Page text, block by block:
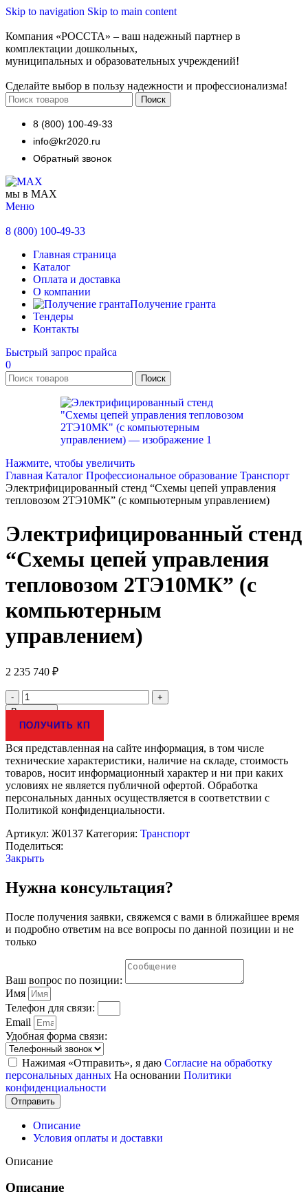
Skip to navigation Skip to main content
Компания «РОССТА» – ваш надежный партнер в
комплектации дошкольных,
муниципальных и образовательных учреждений!
Сделайте выбор в пользу надежности и профессионализма!
Поиск
8 (800) 100-49-33
info@kr2020.ru
Обратный звонок
мы в MAX
Меню
8 (800) 100-49-33
Главная страница
Каталог
Оплата и доставка
О компании
Получение гранта
Тендеры
Контакты
Быстрый запрос прайса
0
Поиск
Нажмите, чтобы увеличить
Главная Каталог Профессиональное образование Транспорт
Электрифицированный стенд “Схемы цепей управления
тепловозом 2ТЭ10МК” (с компьютерным управлением)
Электрифицированный стенд
“Схемы цепей управления
тепловозом 2ТЭ10МК” (с
компьютерным
управлением)
2 235 740 ₽
Количество
товара
Электрифицированный
стенд
"Схемы
цепей
управления
тепловозом
2ТЭ10МК"
(с
компьютерным
управлением)
В корзину
ПОЛУЧИТЬ КП
Вся представленная на сайте информация, в том числе
технические характеристики, наличие на складе, стоимость
товаров, носит информационный характер и ни при каких
условиях не является публичной офертой. Обработка
персональных данных осуществляется в соответствии с
Политикой конфиденциальности.
Артикул: Ж0137 Категория: Транспорт
Поделиться:
Закрыть
Нужна консультация?
После получения заявки, свяжемся с вами в ближайшее время
и подробно ответим на все вопросы по данной позиции и не
только
Ваш вопрос по позиции:
Имя
Телефон для связи:
Email
Удобная форма связи:
Нажимая «Отправить», я даю Согласие на обработку
персональных данных На основании Политики
конфиденциальности
Отправить
Описание
Условия оплаты и доставки
Описание
Описание